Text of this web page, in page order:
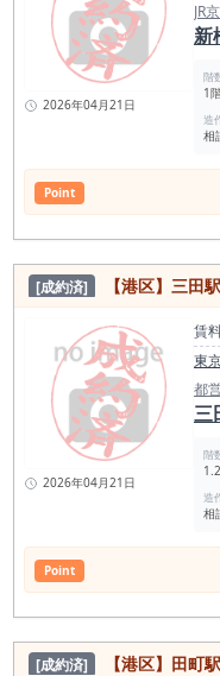
2026年04月21日
JR
新
階
1
造
相
Point
[成約済] 【港区】三田駅徒
2026年04月21日
賃
東
都
三
階
造
相
Point
[成約済] 【港区】田町駅直結徒歩1分でア